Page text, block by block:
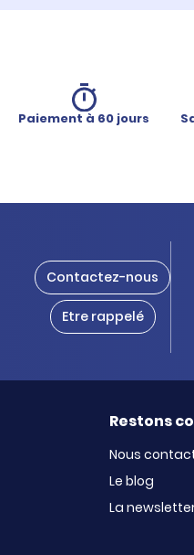
Paiement à 60 jours
Contactez-nous
Etre rappelé
Restons
Nous
Le blog
La